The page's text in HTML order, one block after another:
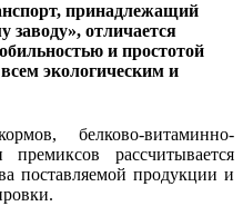
принадлежащий
заводу», отличается
и простотой
экологическим и
белково-витаминно-
рассчитывается
поставляемой продукции и